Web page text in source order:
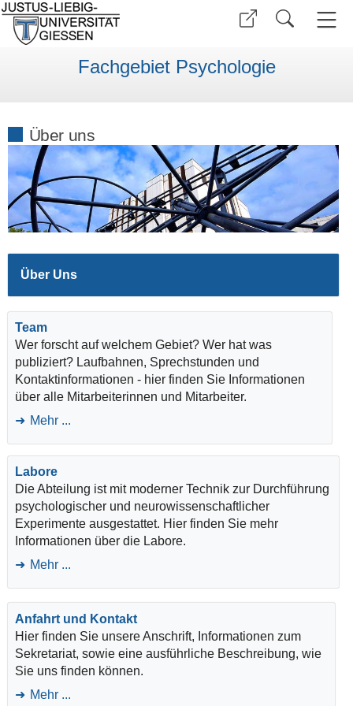
Fachgebiet Psychologie
Über uns
Über Uns
Team
Wer forscht auf welchem Gebiet? Wer hat was
publiziert? Laufbahnen, Sprechstunden und
Kontaktinformationen - hier finden Sie Informationen
über alle Mitarbeiterinnen und Mitarbeiter.
Mehr ...
Labore
Die Abteilung ist mit moderner Technik zur Durchführung
psychologischer und neurowissenschaftlicher
Experimente ausgestattet. Hier finden Sie mehr
Informationen über die Labore.
Mehr ...
Anfahrt und Kontakt
Hier finden Sie unsere Anschrift, Informationen zum
Sekretariat, sowie eine ausführliche Beschreibung, wie
Sie uns finden können.
Mehr ...